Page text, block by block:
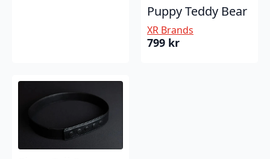
Puppy Teddy Bear
XR Brands
799 kr